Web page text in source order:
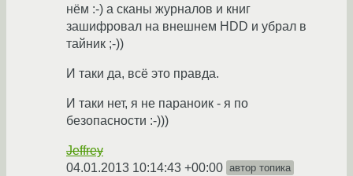
нём :-) а сканы журналов и книг
зашифровал на внешнем HDD и убрал в
тайник ;-))
И таки да, всё это правда.
И таки нет, я не параноик - я по
безопасности :-)))
Jeffrey
04.01.2013 10:14:43 +00:00 автор топика